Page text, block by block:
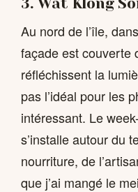
3. Wat Klong
Au nord de l’île,
façade est couverte
réfléchissent la
pas l’idéal pour les
intéressant. Le
s’installe autour du
nourriture, de
que j’ai mangé le